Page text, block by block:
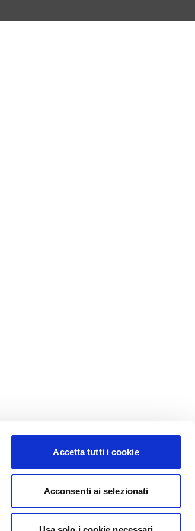
Accetta tutti i cookie
Acconsenti ai selezionati